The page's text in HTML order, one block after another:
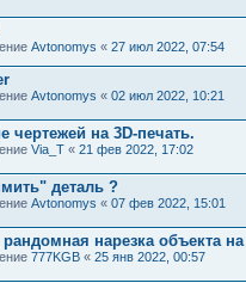
Avtonomys « 27 июл 2022, 07:54
Avtonomys « 02 июл 2022, 10:21
чертежей на 3D-печать.
Via_T « 21 фев 2022, 17:02
деталь ?
Avtonomys « 07 фев 2022, 15:01
нарезка объекта на
777KGB « 25 янв 2022, 00:57